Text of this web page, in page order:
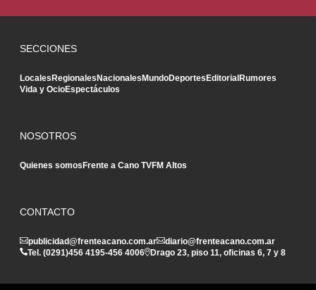
SECCIONES
LocalesRegionalesNacionalesMundoDeportesEditorialRumores
Vida y OcioEspectáculos
NOSOTROS
Quienes somosFrente a Cano TVFM Altos
CONTACTO
publicidad@frenteacano.com.ar
diario@frenteacano.com.ar
Tel. (0291)456 4195-456 4006 Drago 23, piso 11, oficinas 6, 7 y 8